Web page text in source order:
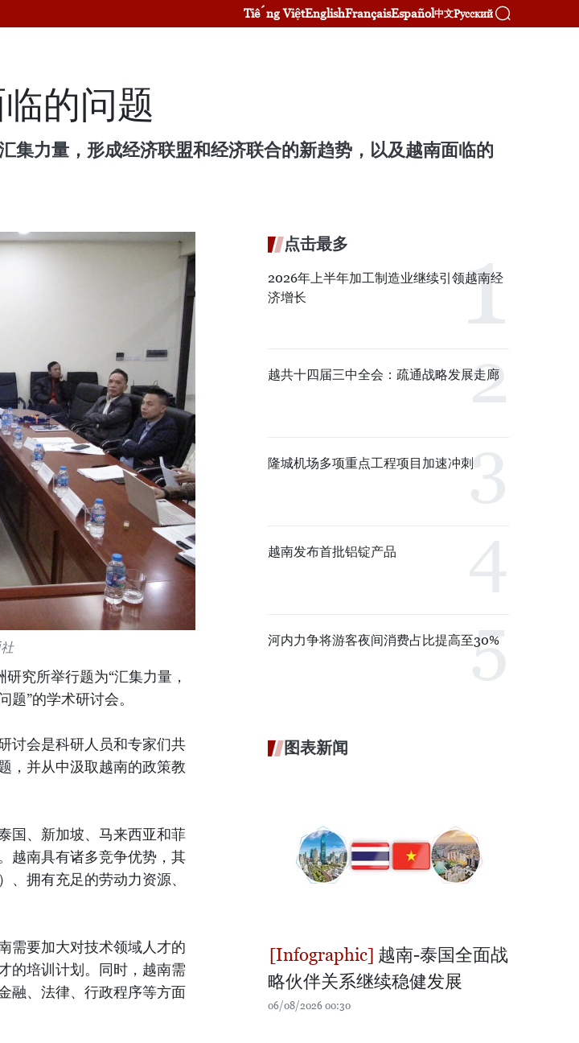
Tiếng ViệtEnglishFrançaisEspañol中文Русский
的问题
集力量，形成经济联盟和经济联合的新趋势，以及越南面临的
究所举行题为“汇集力量，
”的学术研讨会。
讨会是科研人员和专家们共
，并从中汲取越南的政策教
国、新加坡、马来西亚和菲
越南具有诸多竞争优势，其
拥有充足的劳动力资源、
需要加大对技术领域人才的
的培训计划。同时，越南需
融、法律、行政程序等方面
点击最多
2026年上半年加工制造业继续引领越南经
济增长
越共十四届三中全会：疏通战略发展走廊
隆城机场多项重点工程项目加速冲刺
越南发布首批铝锭产品
河内力争将游客夜间消费占比提高至30%
图表新闻
越南-泰国全面战
略伙伴关系继续稳健发展
06/08/2026 00:30